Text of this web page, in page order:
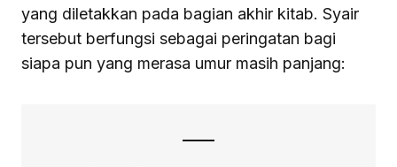
yang diletakkan pada bagian akhir kitab. Syair
tersebut berfungsi sebagai peringatan bagi
siapa pun yang merasa umur masih panjang: